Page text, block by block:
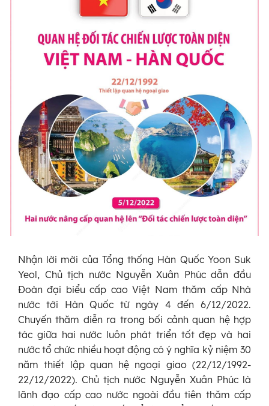
Nhận lời mời của Tổng thống Hàn Quốc Yoon Suk
Yeol, Chủ tịch nước Nguyễn Xuân Phúc dẫn đầu
Đoàn đại biểu cấp cao Việt Nam thăm cấp Nhà
nước tới Hàn Quốc từ ngày 4 đến 6/12/2022.
Chuyến thăm diễn ra trong bối cảnh quan hệ hợp
tác giữa hai nước luôn phát triển tốt đẹp và hai
nước tổ chức nhiều hoạt động có ý nghĩa kỷ niệm 30
năm thiết lập quan hệ ngoại giao (22/12/1992-
22/12/2022). Chủ tịch nước Nguyễn Xuân Phúc là
lãnh đạo cấp cao nước ngoài đầu tiên thăm cấp